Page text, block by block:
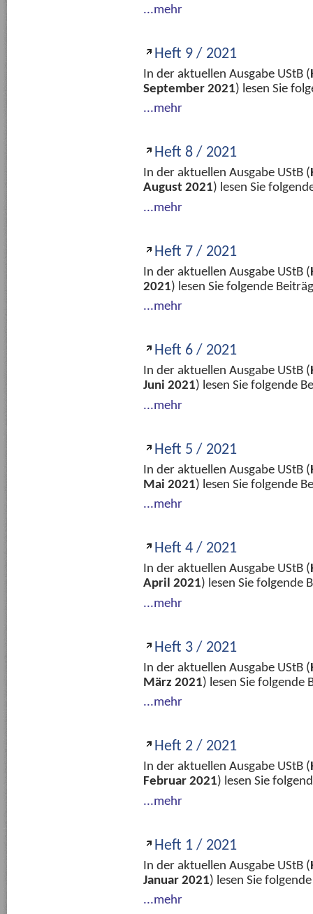
...mehr
Heft 9 / 2021
In der aktuellen Ausgabe UStB (
September 2021) lesen Sie
...mehr
Heft 8 / 2021
In der aktuellen Ausgabe UStB (
August 2021) lesen Sie
...mehr
Heft 7 / 2021
In der aktuellen Ausgabe UStB (
2021) lesen Sie folgende
...mehr
Heft 6 / 2021
In der aktuellen Ausgabe UStB (
Juni 2021) lesen Sie folgende
...mehr
Heft 5 / 2021
In der aktuellen Ausgabe UStB (
Mai 2021) lesen Sie folgende
...mehr
Heft 4 / 2021
In der aktuellen Ausgabe UStB (
April 2021) lesen Sie folgende
...mehr
Heft 3 / 2021
In der aktuellen Ausgabe UStB (
März 2021) lesen Sie folgende
...mehr
Heft 2 / 2021
In der aktuellen Ausgabe UStB (
Februar 2021) lesen Sie
...mehr
Heft 1 / 2021
In der aktuellen Ausgabe UStB (
Januar 2021) lesen Sie
...mehr